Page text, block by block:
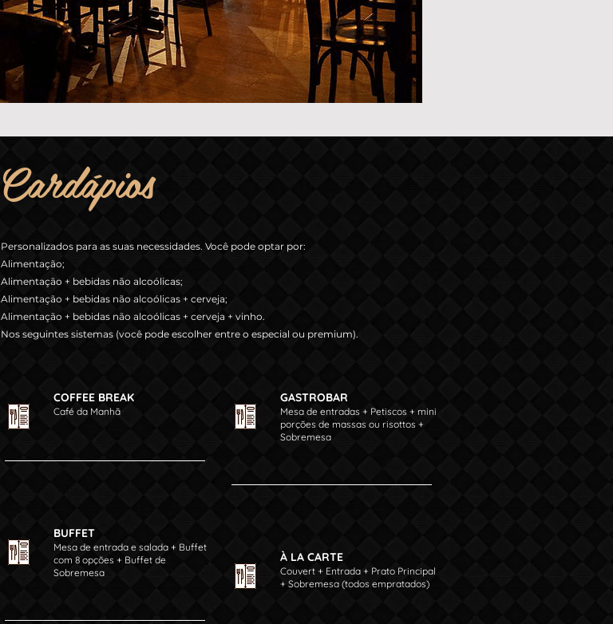
Cardápios
Personalizados para as suas necessidades. Você pode optar por:
Alimentação;
Alimentação + bebidas não alcoólicas;
Alimentação + bebidas não alcoólicas + cerveja;
Alimentação + bebidas não alcoólicas + cerveja + vinho.
Nos seguintes sistemas (você pode escolher entre o especial ou premium).
COFFEE BREAK
Café da Manhã
BUFFET
Mesa de entrada e salada + Buffet
com 8 opções + Buffet de
Sobremesa
GASTROBAR
Mesa de entradas + Petiscos + mini
porções de massas ou risottos +
Sobremesa
À LA CARTE
Couvert + Entrada + Prato Principal
+ Sobremesa (todos empratados)